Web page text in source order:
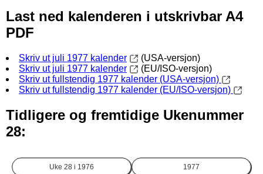
Last ned kalenderen i utskrivbar A4
PDF
Skriv ut juli 1977 kalender
(USA-versjon)
Skriv ut juli 1977 kalender
(EU/ISO-versjon)
Skriv ut fullstendig 1977 kalender (USA-versjon)
Skriv ut fullstendig 1977 kalender (EU/ISO-versjon)
Tidligere og fremtidige Ukenummer
28:
Uke 28 i 1976 1977